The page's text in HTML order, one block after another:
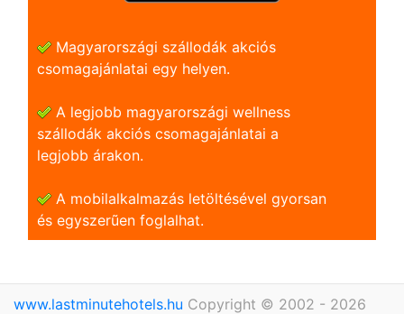
Magyarországi szállodák akciós
csomagajánlatai egy helyen.
A legjobb magyarországi wellness
szállodák akciós csomagajánlatai a
legjobb árakon.
A mobilalkalmazás letöltésével gyorsan
és egyszerũen foglalhat.
www.lastminutehotels.hu Copyright © 2002 - 2026